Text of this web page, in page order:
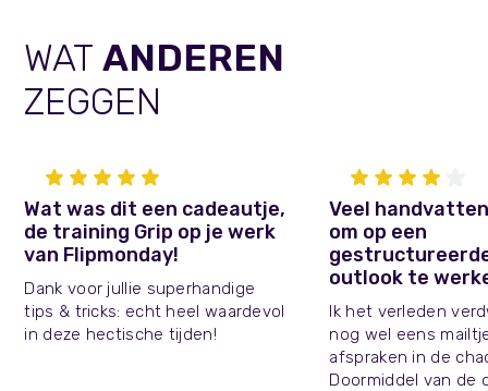
WATANDEREN
ZEGGEN
Wat was dit een cadeautje,
de training Grip op je werk
van Flipmonday!
Dank voor jullie superhandige
tips & tricks: echt heel waardevol
in deze hectische tijden!
Veel
om op een
outlook te
Ik het verleden
nog wel eens
afspraken in de
Doormiddel van de